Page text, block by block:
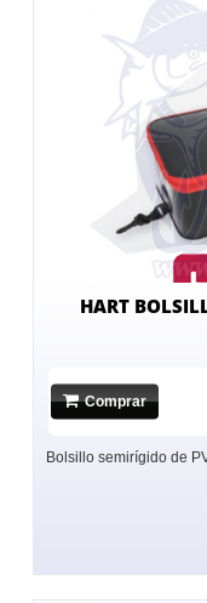
HART
Comprar
Bolsillo semirígido de